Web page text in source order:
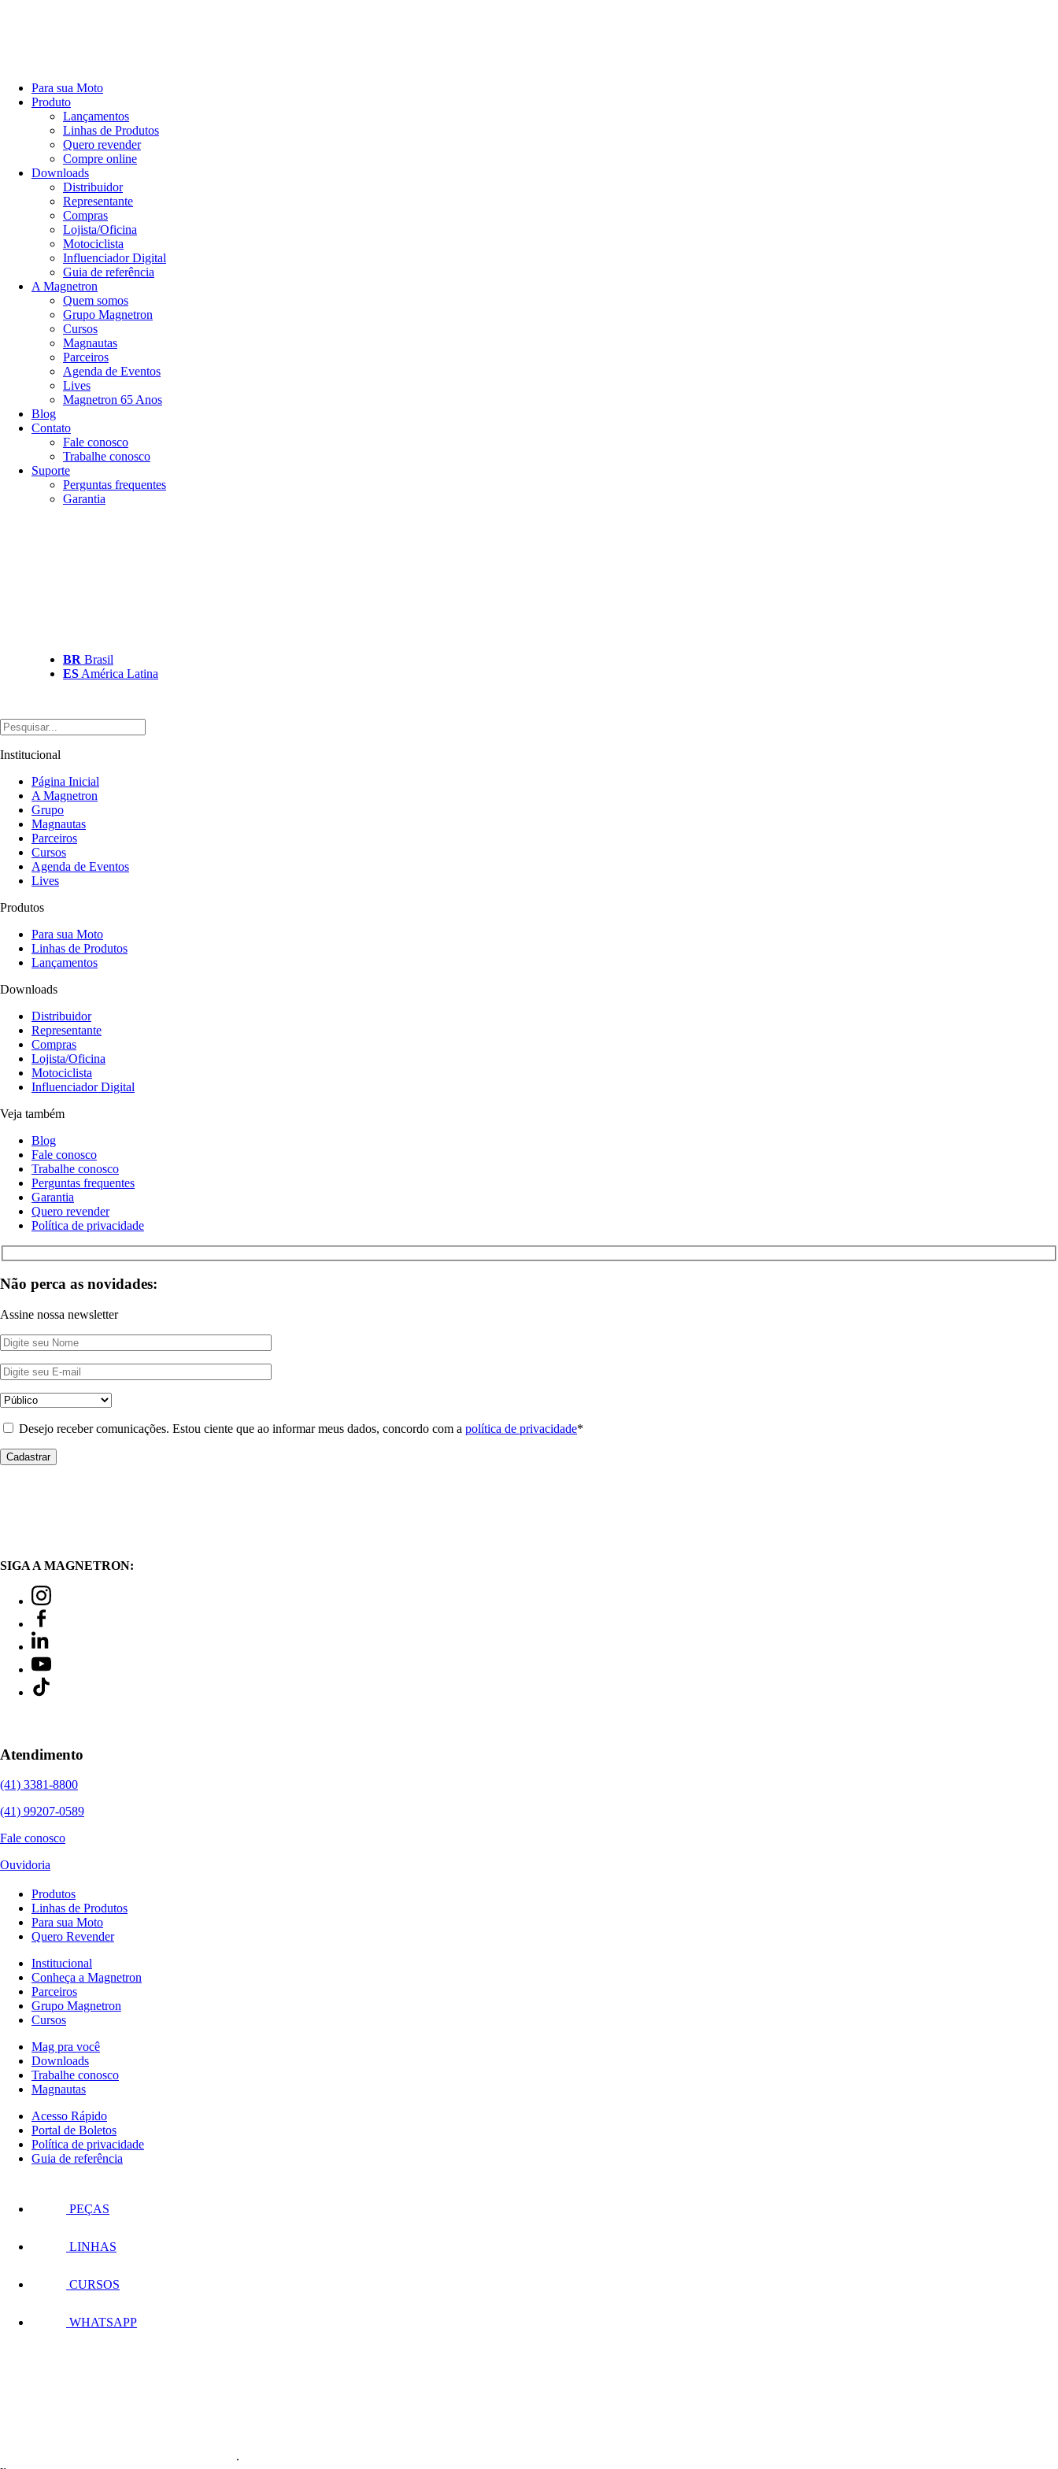
Para sua Moto
Produto
Lançamentos
Linhas de Produtos
Quero revender
Compre online
Downloads
Distribuidor
Representante
Compras
Lojista/Oficina
Motociclista
Influenciador Digital
Guia de referência
A Magnetron
Quem somos
Grupo Magnetron
Cursos
Magnautas
Parceiros
Agenda de Eventos
Lives
Magnetron 65 Anos
Blog
Contato
Fale conosco
Trabalhe conosco
Suporte
Perguntas frequentes
Garantia
BR Brasil
ES América Latina
Institucional
Página Inicial
A Magnetron
Grupo
Magnautas
Parceiros
Cursos
Agenda de Eventos
Lives
Produtos
Para sua Moto
Linhas de Produtos
Lançamentos
Downloads
Distribuidor
Representante
Compras
Lojista/Oficina
Motociclista
Influenciador Digital
Veja também
Blog
Fale conosco
Trabalhe conosco
Perguntas frequentes
Garantia
Quero revender
Política de privacidade
Não perca as novidades:
Assine nossa newsletter
Desejo receber comunicações. Estou ciente que ao informar meus dados, concordo com a política de privacidade*
SIGA A MAGNETRON:
Atendimento
(41) 3381-8800
(41) 99207-0589
Fale conosco
Ouvidoria
Produtos
Linhas de Produtos
Para sua Moto
Quero Revender
Institucional
Conheça a Magnetron
Parceiros
Grupo Magnetron
Cursos
Mag pra você
Downloads
Trabalhe conosco
Magnautas
Acesso Rápido
Portal de Boletos
Política de privacidade
Guia de referência
PEÇAS
LINHAS
CURSOS
WHATSAPP
.